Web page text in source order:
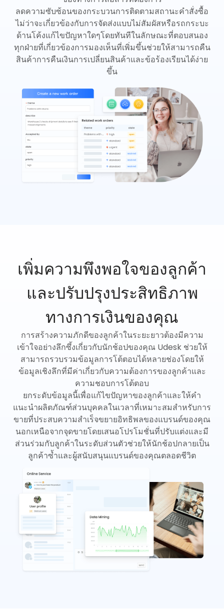
ลดความซับซ้อนของกระบวนการติดตามสถานะคำสั่งซื้อ
ไม่ว่าจะเกี่ยวข้องกับการจัดส่งแบบไม่สัมผัสหรือรถกระบะ
ด้านโค้งแก้ไขปัญหาใดๆโดยทันทีในลักษณะที่ตอบสนอง
ทุกฝ่ายที่เกี่ยวข้องการมองเห็นที่เพิ่มขึ้นช่วยให้สามารถคืน
สินค้าการคืนเงินการเปลี่ยนสินค้าและข้อร้องเรียนได้ง่าย
ขึ้น
เพิ่มความพึงพอใจของลูกค้า
และปรับปรุงประสิทธิภาพ
ทางการเงินของคุณ
การสร้างความภักดีของลูกค้าในระยะยาวต้องมีความ
เข้าใจอย่างลึกซึ้งเกี่ยวกับนักช้อปของคุณ Udesk ช่วยให้
สามารถรวบรวมข้อมูลการโต้ตอบได้หลายช่องโดยให้
ข้อมูลเชิงลึกที่มีค่าเกี่ยวกับความต้องการของลูกค้าและ
ความชอบการโต้ตอบ
ยกระดับข้อมูลนี้เพื่อแก้ไขปัญหาของลูกค้าและให้คำ
แนะนำผลิตภัณฑ์ส่วนบุคคลในเวลาที่เหมาะสมสำหรับการ
ขายที่ประสบความสำเร็จขยายอิทธิพลของแบรนด์ของคุณ
นอกเหนือจากจุดขายโดยเสนอโปรโมชั่นที่ปรับแต่งและมี
ส่วนร่วมกับลูกค้าในระดับส่วนตัวช่วยให้นักช้อปกลายเป็น
ลูกค้าซ้ำและผู้สนับสนุนแบรนด์ของคุณตลอดชีวิต